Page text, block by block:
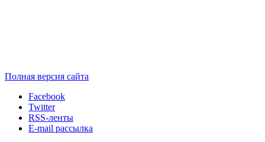
Полная версия сайта
Facebook
Twitter
RSS-ленты
E-mail рассылка